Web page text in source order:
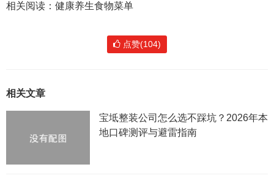
相关阅读：健康养生食物菜单
点赞(104)
相关文章
宝坻整装公司怎么选不踩坑？2026年本
地口碑测评与避雷指南